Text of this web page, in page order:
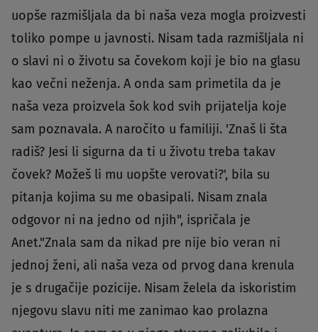
uopše razmišljala da bi naša veza mogla proizvesti
toliko pompe u javnosti. Nisam tada razmišljala ni
o slavi ni o životu sa čovekom koji je bio na glasu
kao večni neženja. A onda sam primetila da je
naša veza proizvela šok kod svih prijatelja koje
sam poznavala. A naročito u familiji. 'Znaš li šta
radiš? Jesi li sigurna da ti u životu treba takav
čovek? Možeš li mu uopšte verovati?', bila su
pitanja kojima su me obasipali. Nisam znala
odgovor ni na jedno od njih", ispričala je
Anet."Znala sam da nikad pre nije bio veran ni
jednoj ženi, ali naša veza od prvog dana krenula
je s drugačije pozicije. Nisam želela da iskoristim
njegovu slavu niti me zanimao kao prolazna